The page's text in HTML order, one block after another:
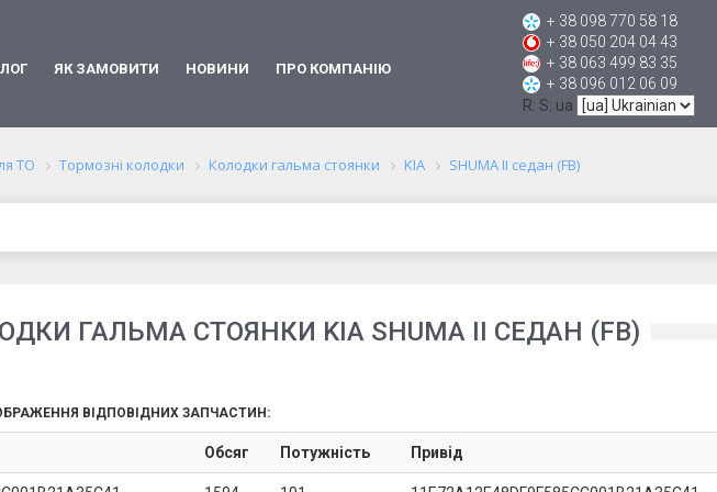
ЯК ЗАМОВИТИ НОВИНИ ПРО КОМПАНІЮ
+ 38 098 770 58 18
+ 38 050 204 04 43
+ 38 063 499 83 35
+ 38 096 012 06 09
R: S: ua
ТО Тормозні колодки Колодки гальма стоянки KIA SHUMA II седан (FB)
ГАЛЬМА СТОЯНКИ KIA SHUMA II СЕДАН (FB)
ВІДПОВІДНИХ ЗАПЧАСТИН:
Обсяг Потужність Привід